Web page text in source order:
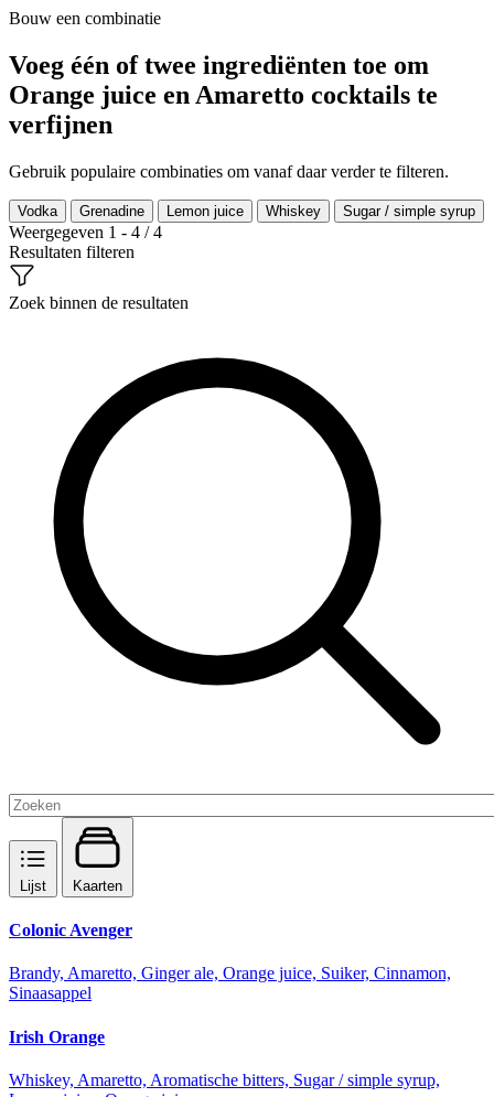
Bouw een combinatie
Voeg één of twee ingrediënten toe om
Orange juice en Amaretto cocktails te
verfijnen
Gebruik populaire combinaties om vanaf daar verder te filteren.
Vodka Grenadine Lemon juice Whiskey Sugar / simple syrup
Weergegeven 1 - 4 / 4
Resultaten filteren
Zoek binnen de resultaten
Lijst Kaarten
Colonic Avenger
Brandy, Amaretto, Ginger ale, Orange juice, Suiker, Cinnamon,
Sinaasappel
Irish Orange
Whiskey, Amaretto, Aromatische bitters, Sugar / simple syrup,